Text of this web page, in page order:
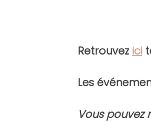
Retrouvez ici
Les
Vous